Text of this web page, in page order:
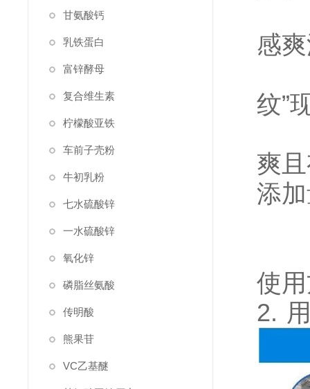
甘氨酸钙
乳铁蛋白
富锌酵母
复合维生素
柠檬酸亚铁
车前子壳粉
牛初乳粉
七水硫酸锌
一水硫酸锌
氧化锌
磷脂丝氨酸
传明酸
熊果苷
VC乙基醚
感
纹”
爽
添
使
2.